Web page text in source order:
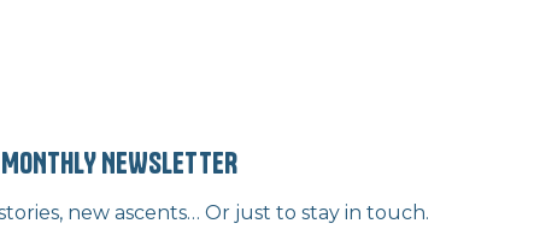
NEWSLETTER
new ascents… Or just to stay in touch.